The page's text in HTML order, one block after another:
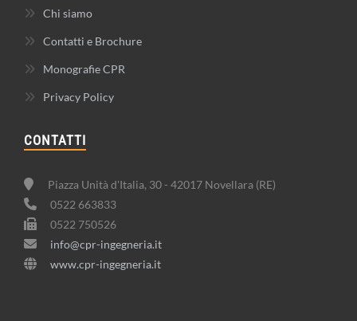
Chi siamo
Contatti e Brochure
Monografie CPR
Privacy Policy
CONTATTI
Piazza Unità d'Italia, 30 - 42017 Novellara (RE)
0522 663833
0522 750526
info@cpr-ingegneria.it
www.cpr-ingegneria.it